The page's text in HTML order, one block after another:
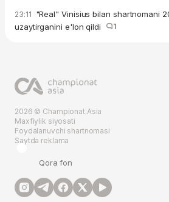
23:11 "Real" Vinisius bilan shartnomani
uzaytirganini e'lon qildi
1
2026 © Championat.Asia
Maxfiylik siyosati
Foydalanuvchi shartnomasi
Saytda reklama
Qora fon